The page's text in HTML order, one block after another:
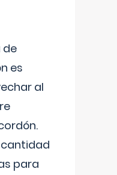
de
es
al
cantidad
para